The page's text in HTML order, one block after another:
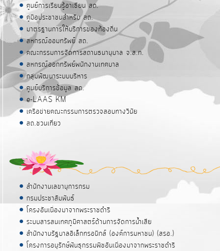
ศูนย์การเรียนรู้อาเซียน สถ.
คู่มือประชาชนสำหรับ สถ.
มาตรฐานการให้บริการของท้องถิ่น
สหกรณ์ออมทรัพย์ สถ.
คณะกรรมการจัดการสถานธนานุบาล จ.ส.ท.
สหกรณ์ออกทรัพย์พนักงานเทศบาล
กลุ่มพัฒนาระบบบริหาร
ศูนย์บริการข้อมูล สถ.
e-LAAS KM
เครือข่ายคณะกรรมการตรวจสอบทางวินัย
สถ.ชวนเที่ยว
สำนักงานเลขานุการกรม
กรมประชาสัมพันธ์
โครงอันเนื่องมาจากพระราชดำริ
ระบบสารสนเทศภูมิศาสตร์ด้านการจัดการน้ำเสีย
สำนักงานรัฐบาลอิเล็กทรอนิกส์ (องค์การมหาชน) (สรอ.)
โครงการอนุรักษ์พันธุกรรมพืชอันเนื่องมาจากพระราชดำริ